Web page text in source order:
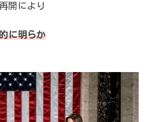
開により
に明らか